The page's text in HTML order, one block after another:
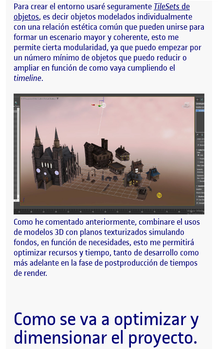
Para crear el entorno usaré seguramente TileSets de
objetos, es decir objetos modelados individualmente
con una relación estética común que pueden unirse para
formar un escenario mayor y coherente, esto me
permite cierta modularidad, ya que puedo empezar por
un número mínimo de objetos que puedo reducir o
ampliar en función de como vaya cumpliendo el
timeline.
Como he comentado anteriormente, combinare el usos
de modelos 3D con planos texturizados simulando
fondos, en función de necesidades, esto me permitirá
optimizar recursos y tiempo, tanto de desarrollo como
más adelante en la fase de postproducción de tiempos
de render.
Como se va a optimizar y
dimensionar el proyecto.